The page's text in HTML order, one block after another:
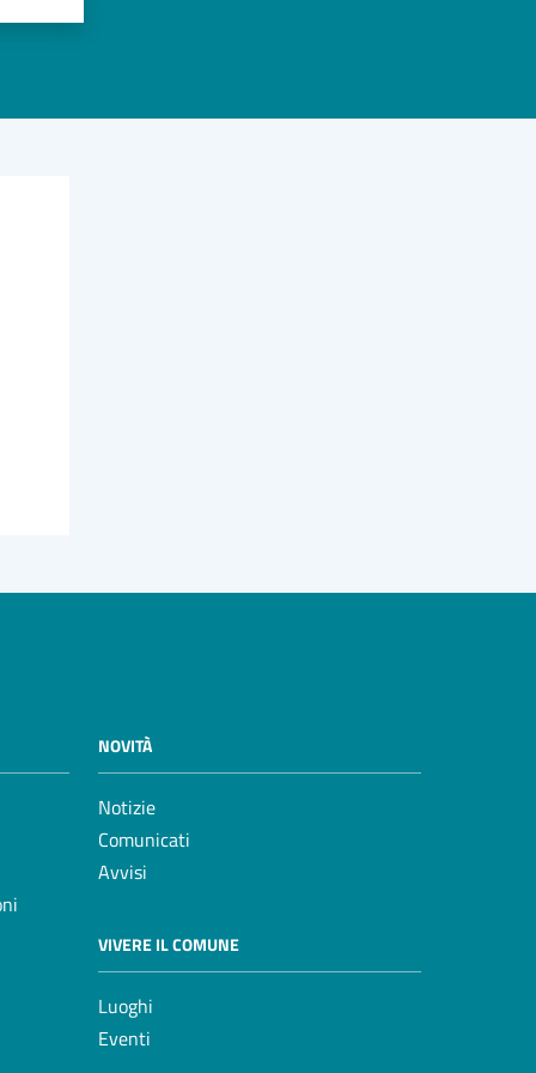
NOVITÀ
Notizie
Comunicati
Avvisi
VIVERE IL COMUNE
Luoghi
Eventi